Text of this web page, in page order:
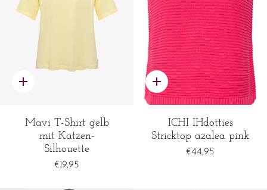
Schnelles
Mavi T-Shirt gelb
mit Katzen-
Silhouette
€19,95
Schnelles
Hinzufügen
ICHI IHdotties
Stricktop azalea pink
€44,95